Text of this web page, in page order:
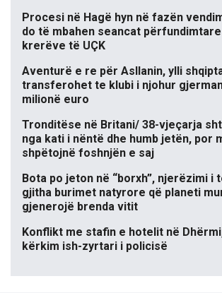
Procesi në Hagë hyn në fazën
do të mbahen seancat
krerëve të UÇK
Aventurë e re për Asllanin, ylli
transferohet te klubi i njohur
milionë euro
Tronditëse në Britani/ 38-vjeçarja
nga kati i nëntë dhe humb jetën, por
shpëtojnë foshnjën e saj
Bota po jeton në “borxh”, njerëzimi i
gjitha burimet natyrore që planeti
gjenerojë brenda vitit
Konflikt me stafin e hotelit në
kërkim ish-zyrtari i policisë